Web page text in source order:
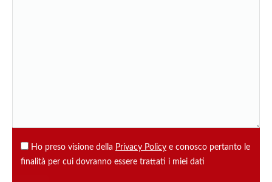
Ho preso visione della Privacy Policy e conosco pertanto le
finalità per cui dovranno essere trattati i miei dati